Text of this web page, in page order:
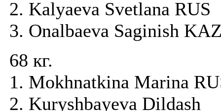
2. Kalyaeva Svetlana
3. Onalbaeva Saginish
68 кг.
1. Mokhnatkina Marina
2. Kuryshbayeva Dildash